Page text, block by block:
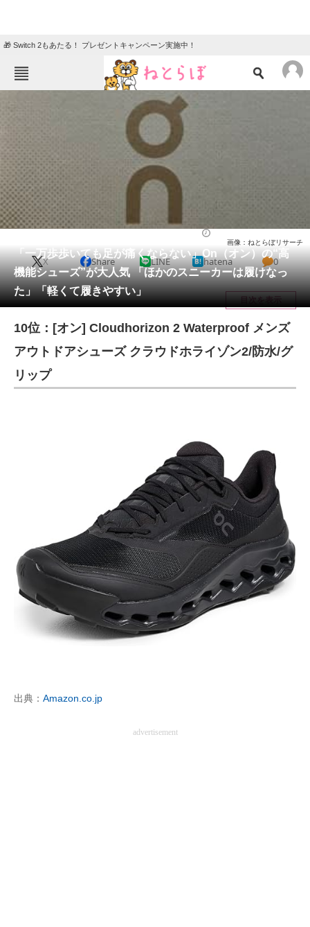
🎁 Switch 2もあたる！ プレゼントキャンペーン実施中！
TOP ニュース
エンタメ クイズ
グルメ 地域
住まい
動物 リサーチ
会員記事
メディア
注目記事を集めた総合ページ
スマホと通信の最新トレンド
企業ITのトレンドを詳説
経営リーダーのコミュニティ
マーケ×ITの今がよく分かる
ITエンジニア向け専門サイト
企業向けIT製品の総合サイト
製造業のIT導入・活用を支援
モノづくり技術者専門サイト
「一万歩歩いても足が痛くならない」On（オン）の“高
機能シューズ”が大人気 「ほかのスニーカーは履けなっ
た」「軽くて履きやすい」
画像：ねとらぼリサーチ
X Share LINE hatena 0
目次を表示
10位：[オン] Cloudhorizon 2 Waterproof メンズ
アウトドアシューズ クラウドホライゾン2/防水/グ
リップ
出典： Amazon.co.jp
advertisement